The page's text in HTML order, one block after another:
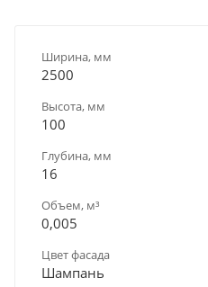
Ширина, мм
2500
Высота, мм
100
Глубина, мм
16
Объем, м³
0,005
Цвет фасада
Шампань